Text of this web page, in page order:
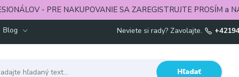
- PRE NAKUPOVANIE SA ZAREGISTRUJTE PROSÍM a
Blog
Hľadať
Neviete si rady? Zavolajte.